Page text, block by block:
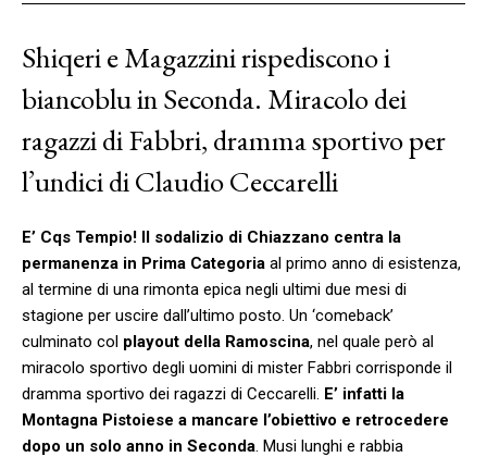
Shiqeri e Magazzini rispediscono i
biancoblu in Seconda. Miracolo dei
ragazzi di Fabbri, dramma sportivo per
l’undici di Claudio Ceccarelli
E’ Cqs Tempio! Il sodalizio di Chiazzano centra la
permanenza in Prima Categoria al primo anno di esistenza,
al termine di una rimonta epica negli ultimi due mesi di
stagione per uscire dall’ultimo posto. Un ‘comeback’
culminato col playout della Ramoscina, nel quale però al
miracolo sportivo degli uomini di mister Fabbri corrisponde il
dramma sportivo dei ragazzi di Ceccarelli. E’ infatti la
Montagna Pistoiese a mancare l’obiettivo e retrocedere
dopo un solo anno in Seconda. Musi lunghi e rabbia